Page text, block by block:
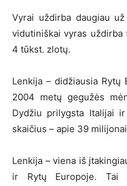
Vyrai uždirba daugiau
vidutiniškai vyras
4 tūkst. zlotų.
Lenkija – didžiausia Rytų
2004 metų gegužės
Dydžiu prilygsta Italijai
skaičius – apie 39
Lenkija – viena iš
ir Rytų Europoje. Tai